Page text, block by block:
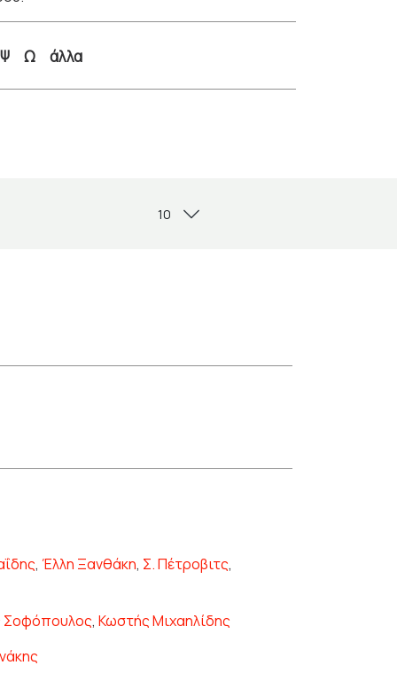
Ψ Ω άλλα
, Έλλη Ξανθάκη, Σ. Πέτροβιτς,
Σοφόπουλος, Κωστής Μιχαηλίδης